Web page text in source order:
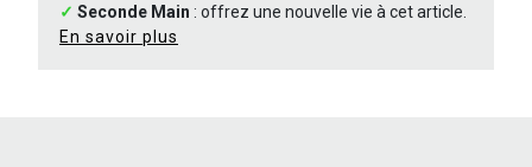
✓ Seconde Main : offrez une nouvelle vie à cet article.
En savoir plus